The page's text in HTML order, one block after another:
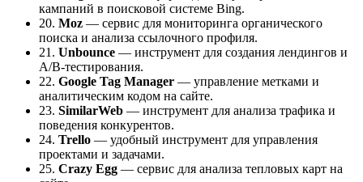
кампаний в поисковой системе Bing.
20. Moz — сервис для мониторинга органического
поиска и анализа ссылочного профиля.
21. Unbounce — инструмент для создания лендингов и
A/B-тестирования.
22. Google Tag Manager — управление метками и
аналитическим кодом на сайте.
23. SimilarWeb — инструмент для анализа трафика и
поведения конкурентов.
24. Trello — удобный инструмент для управления
проектами и задачами.
25. Crazy Egg — сервис для анализа тепловых карт на